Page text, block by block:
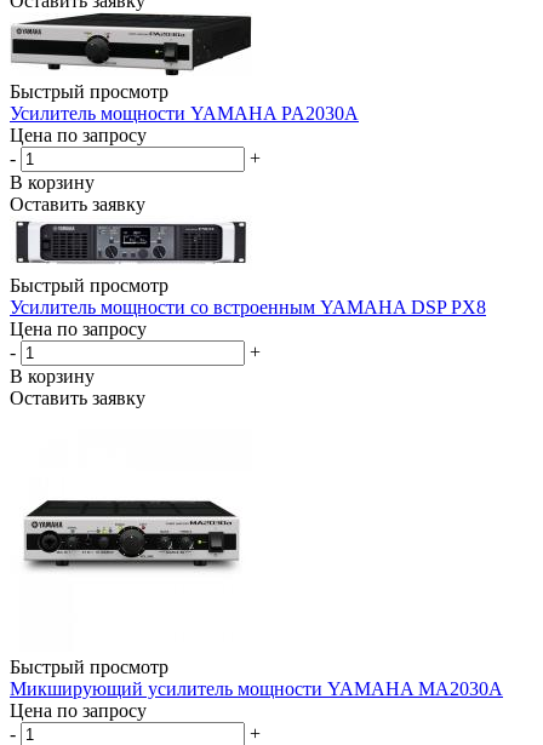
Быстрый просмотр
Усилитель мощности YAMAHA PA2030A
Цена по запросу
-
+
В корзину
Оставить заявку
Быстрый просмотр
Усилитель мощности со встроенным YAMAHA DSP PX8
Цена по запросу
-
+
В корзину
Оставить заявку
Быстрый просмотр
Микширующий усилитель мощности YAMAHA MA2030A
Цена по запросу
-
+